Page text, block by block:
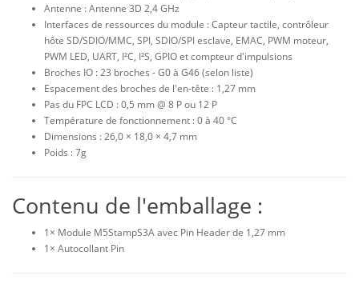
Antenne : Antenne 3D 2,4 GHz
Interfaces de ressources du module : Capteur tactile, contrôleur
hôte SD/SDIO/MMC, SPI, SDIO/SPI esclave, EMAC, PWM moteur,
PWM LED, UART, I²C, I²S, GPIO et compteur d'impulsions
Broches IO : 23 broches - G0 à G46 (selon liste)
Espacement des broches de l'en-tête : 1,27 mm
Pas du FPC LCD : 0,5 mm @ 8 P ou 12 P
Température de fonctionnement : 0 à 40 °C
Dimensions : 26,0 × 18,0 × 4,7 mm
Poids : 7g
Contenu de l'emballage :
1× Module M5StampS3A avec Pin Header de 1,27 mm
1× Autocollant Pin